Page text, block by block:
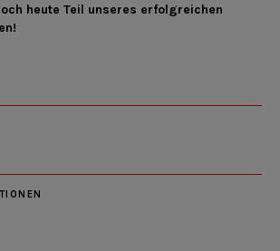
heute Teil unseres erfolgreichen